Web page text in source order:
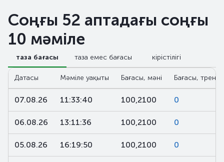
Соңғы 52 аптадағы соңғы
10 мәміле
таза бағасы таза емес бағасы кірістілігі
Датасы Мәміле уақыты Бағасы, мәні Бағасы, тренд,
07.08.26 11:33:40 100,2100 0
06.08.26 13:11:36 100,2100 0
05.08.26 16:19:50 100,2100 0